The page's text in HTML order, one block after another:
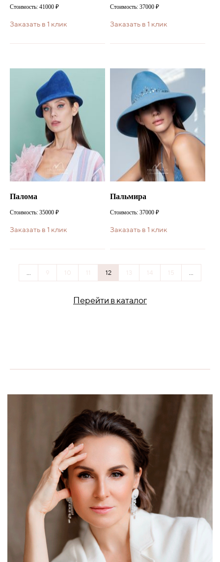
Стоимость: 41000 ₽
Заказать в 1 клик
Стоимость: 37000 ₽
Заказать в 1 клик
Палома
Стоимость: 35000 ₽
Заказать в 1 клик
Пальмира
Стоимость: 37000 ₽
Заказать в 1 клик
9 10 11 12 13 14 15
Перейти в каталог